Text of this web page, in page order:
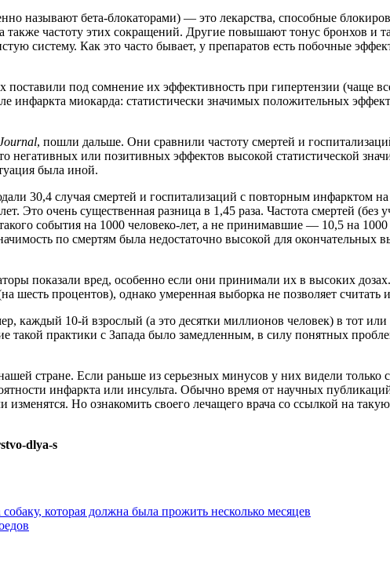
называют бета-блокаторами) — это лекарства, способные
частоту этих сокращений. Другие повышают тонус бронхов и
систему. Как это часто бывает, у препаратов есть побочные
поставили под сомнение их эффективность при гипертензии (чаще
инфаркта миокарда: статистически значимых положительных
, пошли дальше. Они сравнили частоту смертей и
или позитивных эффектов высокой статистической
была иной.
30,4 случая смертей и госпитализаций с повторным инфарктом
Это очень существенная разница в 1,45 раза. Частота смертей
события на 1000 человеко-лет, а не принимавшие — 10,5 на 1000
по смертям была недостаточно высокой для окончательных
показали вред, особенно если они принимали их в высоких
шесть процентов), однако умеренная выборка не позволяет считать
каждый 10-й взрослый (а это десятки миллионов человек) в тот
такой практики с Запада было замедленным, в силу понятных
стране. Если раньше из серьезных минусов у них видели
инфаркта или инсульта. Обычно время от научных публикаций
Но ознакомить своего лечащего врача со ссылкой на
dlya-s
которая должна была прожить несколько месяцев